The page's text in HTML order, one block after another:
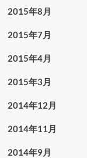
2015年8月
2015年7月
2015年4月
2015年3月
2014年12月
2014年11月
2014年9月